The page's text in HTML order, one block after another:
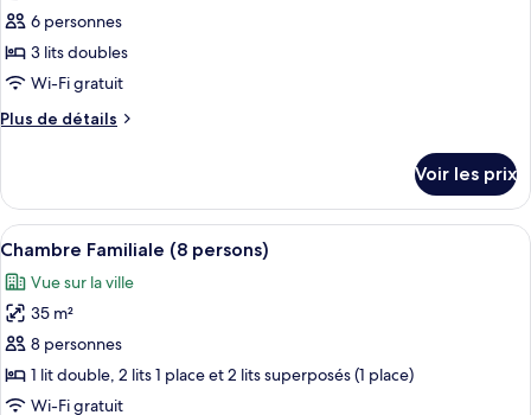
ce
type
de
chambre :
Chambre
persons)
6 personnes
3 lits doubles
Wi-Fi gratuit
Plus de détails
Plus
le
type
de
Chambre
Familiale
(6
persons)
Voir les prix
Afficher
toutes
les
photos
pour
ce
type
Une chambre de dortoir équipée de
17
Chambre Familiale (8 persons)
Vue sur la ville
35 m²
8 personnes
1 lit double, 2 lits 1 place et 2 lits superposés (1 place)
Wi-Fi gratuit